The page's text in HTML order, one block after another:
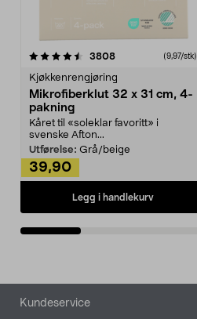
3808anmeldelser(9,97/stk)
Kjøkkenrengjøring
Mikrofiberklut 32 x 31 cm, 4-
pakning
Kåret til «soleklar favoritt» i
svenske Afton...
Utførelse: Grå/beige
39,90
Legg i handlekurv
4.5av 5 stjerner
Bunntekst
Kundeservice